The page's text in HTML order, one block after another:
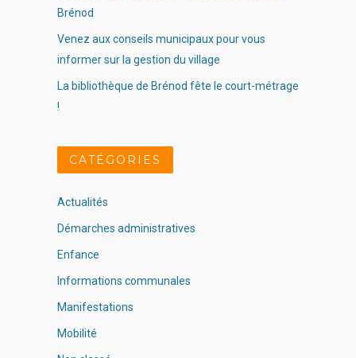
Brénod
Venez aux conseils municipaux pour vous
informer sur la gestion du village
La bibliothèque de Brénod fête le court-métrage
!
CATÉGORIES
Actualités
Démarches administratives
Enfance
Informations communales
Manifestations
Mobilité